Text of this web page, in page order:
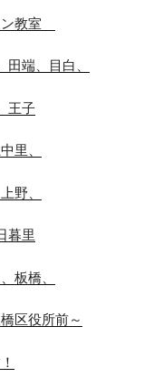
ン教室
端、目白、
王子
里、
野、
暮里
板橋、
区役所前～